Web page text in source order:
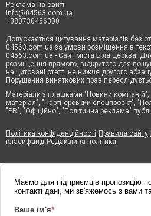
Реклама на сайті
info@04563.com.ua
+380730456300
Допускається цитування матеріалів без
04563.com.ua за умови розміщення в
04563.com.ua - Сайт міста Біла Церква.
розміщення прямого, відкритого для
на цитовані статті не нижче другого
Порушення виняткових прав
Матеріали з плашками "Новини
матеріал", "Партнерський спецпроєкт",
"PR", "Офіційно", "Політична реклама"
Політика конфіденційності Правила сайту
класифайд Редакційна політика
Маємо для підприємців пропозицію
контакті дані, ми зв'яжемось з вами
Ваше ім'я*